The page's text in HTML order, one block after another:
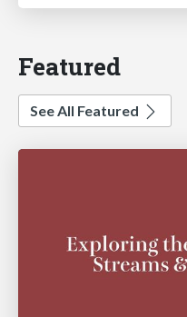
Featured
See All Featured